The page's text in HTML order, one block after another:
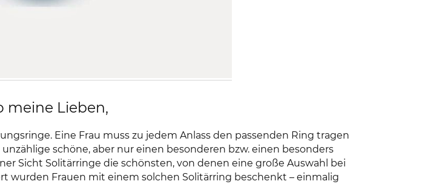
meine Lieben,
Eine Frau muss zu jedem Anlass den passenden Ring tragen
schöne, aber nur einen besonderen bzw. einen besonders
Sicht Solitärringe die schönsten, von denen eine große Auswahl bei
wurden Frauen mit einem solchen Solitärring beschenkt – einmalig